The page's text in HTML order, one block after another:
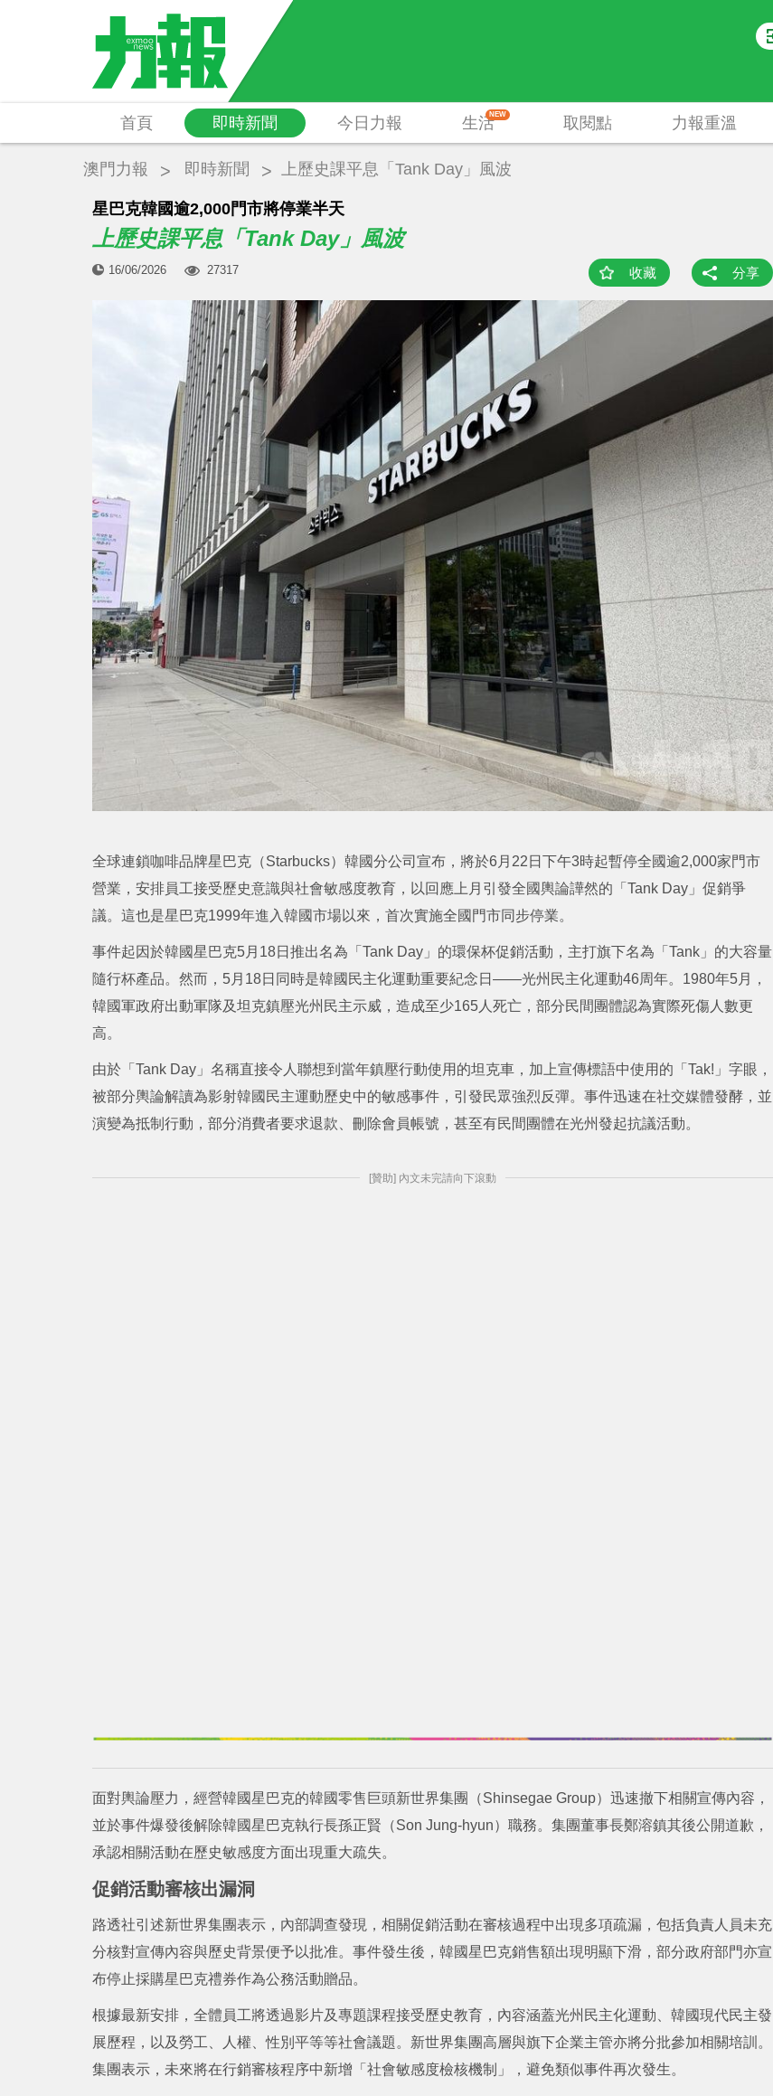
首頁 即時新聞 今日力報 生活NEW 取閱點 力報重溫
澳門力報 即時新聞 上歷史課平息「Tank Day」風波
星巴克韓國逾2,000門市將停業半天
上歷史課平息「Tank Day」風波
16/06/2026 27317 收藏 分享
全球連鎖咖啡品牌星巴克（Starbucks）韓國分公司宣布，將於6月22日下午3時起暫停全國逾2,000家門市
營業，安排員工接受歷史意識與社會敏感度教育，以回應上月引發全國輿論譁然的「Tank Day」促銷爭
議。這也是星巴克1999年進入韓國市場以來，首次實施全國門市同步停業。
事件起因於韓國星巴克5月18日推出名為「Tank Day」的環保杯促銷活動，主打旗下名為「Tank」的大容量
隨行杯產品。然而，5月18日同時是韓國民主化運動重要紀念日——光州民主化運動46周年。1980年5月，
韓國軍政府出動軍隊及坦克鎮壓光州民主示威，造成至少165人死亡，部分民間團體認為實際死傷人數更
高。
由於「Tank Day」名稱直接令人聯想到當年鎮壓行動使用的坦克車，加上宣傳標語中使用的「Tak!」字眼，
被部分輿論解讀為影射韓國民主運動歷史中的敏感事件，引發民眾強烈反彈。事件迅速在社交媒體發酵，並
演變為抵制行動，部分消費者要求退款、刪除會員帳號，甚至有民間團體在光州發起抗議活動。
[贊助] 內文未完請向下滾動
面對輿論壓力，經營韓國星巴克的韓國零售巨頭新世界集團（Shinsegae Group）迅速撤下相關宣傳內容，
並於事件爆發後解除韓國星巴克執行長孫正賢（Son Jung-hyun）職務。集團董事長鄭溶鎮其後公開道歉，
承認相關活動在歷史敏感度方面出現重大疏失。
促銷活動審核出漏洞
路透社引述新世界集團表示，內部調查發現，相關促銷活動在審核過程中出現多項疏漏，包括負責人員未充
分核對宣傳內容與歷史背景便予以批准。事件發生後，韓國星巴克銷售額出現明顯下滑，部分政府部門亦宣
布停止採購星巴克禮券作為公務活動贈品。
根據最新安排，全體員工將透過影片及專題課程接受歷史教育，內容涵蓋光州民主化運動、韓國現代民主發
展歷程，以及勞工、人權、性別平等等社會議題。新世界集團高層與旗下企業主管亦將分批參加相關培訓。
集團表示，未來將在行銷審核程序中新增「社會敏感度檢核機制」，避免類似事件再次發生。